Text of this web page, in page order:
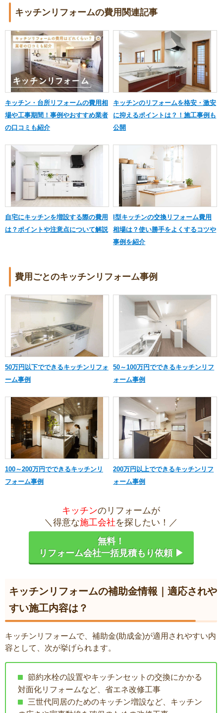
キッチンリフォームの費用関連記事
キッチン・台所リフォームの費用相
場や工事期間！事例やおすすめ業者
の口コミも紹介
キッチンのリフォームを格安・激安
に抑えるポイントは？！施工事例も
公開
自宅にキッチンを増設する際の費用
は？ポイントや注意点について解説
I型キッチンの交換リフォーム費用
相場は？使い勝手をよくするコツや
事例を紹介
費用ごとのキッチンリフォーム事例
50万円以下でできるキッチンリフォ
ーム事例
50～100万円でできるキッチンリフ
ォーム事例
100～200万円でできるキッチンリ
フォーム事例
200万円以上でできるキッチンリフ
ォーム事例
キッチンのリフォームが
＼得意な施工会社を探したい！／
無料！
リフォーム会社一括見積もり依頼 ▶
キッチンリフォームの補助金情報｜適応されや
すい施工内容は？
キッチンリフォームで、補助金(助成金)が適用されやすい内
容として、次が挙げられます。
節約水栓の設置やキッチンセットの交換にかかる
対面化リフォームなど、省エネ改修工事
三世代同居のためのキッチン増設など、キッチン